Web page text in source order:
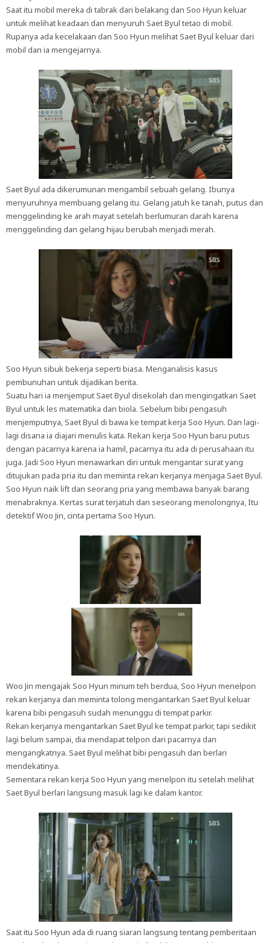
Saat itu mobil mereka di tabrak dari belakang dan Soo Hyun keluar
untuk melihat keadaan dan menyuruh Saet Byul tetao di mobil.
Rupanya ada kecelakaan dan Soo Hyun melihat Saet Byul keluar dari
mobil dan ia mengejarnya.
Saet Byul ada dikerumunan mengambil sebuah gelang. Ibunya
menyuruhnya membuang gelang itu. Gelang jatuh ke tanah, putus dan
menggelinding ke arah mayat setelah berlumuran darah karena
menggelinding dan gelang hijau berubah menjadi merah.
Soo Hyun sibuk bekerja seperti biasa. Menganalisis kasus
pembunuhan untuk dijadikan berita.
Suatu hari ia menjemput Saet Byul disekolah dan mengingatkan Saet
Byul untuk les matematika dan biola. Sebelum bibi pengasuh
menjemputnya, Saet Byul di bawa ke tempat kerja Soo Hyun. Dan lagi-
lagi disana ia diajari menulis kata. Rekan kerja Soo Hyun baru putus
dengan pacarnya karena ia hamil, pacarnya itu ada di perusahaan itu
juga. Jadi Soo Hyun menawarkan diri untuk mengantar surat yang
ditujukan pada pria itu dan meminta rekan kerjanya menjaga Saet Byul.
Soo Hyun naik lift dan seorang pria yang membawa banyak barang
menabraknya. Kertas surat terjatuh dan seseorang menolongnya, Itu
detektif Woo Jin, cinta pertama Soo Hyun.
Woo Jin mengajak Soo Hyun minum teh berdua, Soo Hyun menelpon
rekan kerjanya dan meminta tolong mengantarkan Saet Byul keluar
karena bibi pengasuh sudah menunggu di tempat parkir.
Rekan kerjanya mengantarkan Saet Byul ke tempat parkir, tapi sedikit
lagi belum sampai, dia mendapat telpon dari pacarnya dan
mengangkatnya. Saet Byul melihat bibi pengasuh dan berlari
mendekatinya.
Sementara rekan kerja Soo Hyun yang menelpon itu setelah melihat
Saet Byul berlari langsung masuk lagi ke dalam kantor.
Saat itu Soo Hyun ada di ruang siaran langsung tentang pemberitaan